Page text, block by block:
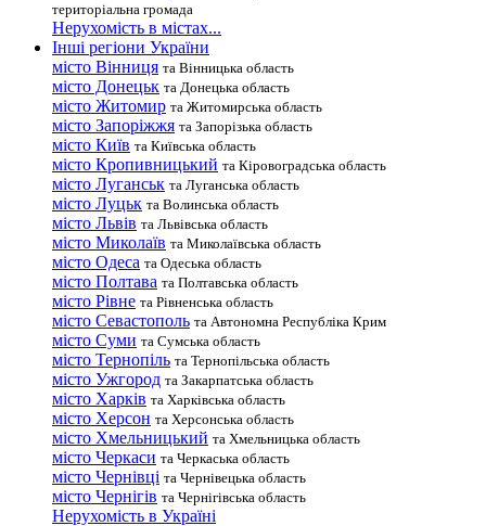
територіальна громада
Нерухомість в містах...
Інші регіони України
місто Вінниця та Вінницька область
місто Донецьк та Донецька область
місто Житомир та Житомирська область
місто Запоріжжя та Запорізька область
місто Київ та Київська область
місто Кропивницький та Кіровоградська область
місто Луганськ та Луганська область
місто Луцьк та Волинська область
місто Львів та Львівська область
місто Миколаїв та Миколаївська область
місто Одеса та Одеська область
місто Полтава та Полтавська область
місто Рівне та Рівненська область
місто Севастополь та Автономна Республіка Крим
місто Суми та Сумська область
місто Тернопіль та Тернопільська область
місто Ужгород та Закарпатська область
місто Харків та Харківська область
місто Херсон та Херсонська область
місто Хмельницький та Хмельницька область
місто Черкаси та Черкаська область
місто Чернівці та Чернівецька область
місто Чернігів та Чернігівська область
Нерухомість в Україні